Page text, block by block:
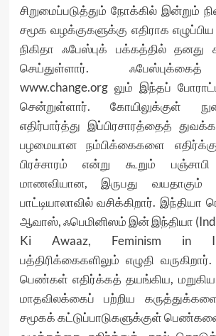
சிறுமைப்படுத்தும் நோக்கில் இன்றும்
சமூக வழக்குகளுக்கு எதிராக
நிகிதா ஃபேஸ்புக் பக்கத்தில் தனது
செய்துள்ளார்.
www.change.org லும் இந்தப்
சென்றுள்ளார். கோயிலுக்குள்
எதிர்பார்த்து இப்பிரசாரத்தைத்
பழமையான நம்பிக்கைகளை
பிரச்சாரம் என்று கூறும்
மாணவியான, இருபது வயதாகும்
பாட்டியாலாவில் வசிக்கிறார். இந்தியா
ஆவாஸ், ஃபெமினிஸம் இன் இந்தியா
Ki Awaaz, Feminism in
பத்திரிக்கைகளிலும் எழுதி
பெண்கள் எதிர்க்கத் தயங்கிய,
மாதவிலக்கைப் பற்றிய
சமூகக் கட்டுப்பாடுகளுக்குள்